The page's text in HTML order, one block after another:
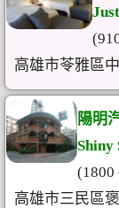
高雄市苓雅區
陽明
Shiny
(1800
高雄市三民區